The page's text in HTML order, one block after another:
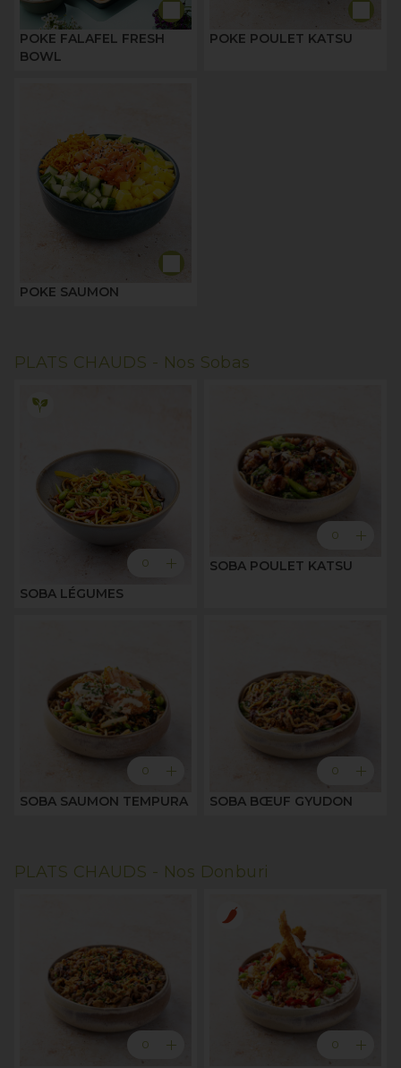
POKE FALAFEL FRESH
BOWL
POKE POULET KATSU
POKE SAUMON
PLATS CHAUDS - Nos Sobas
0 add
SOBA LÉGUMES
0 add
SOBA POULET KATSU
0 add
SOBA SAUMON TEMPURA
0 add
SOBA BŒUF GYUDON
PLATS CHAUDS - Nos Donburi
0 add 0 add